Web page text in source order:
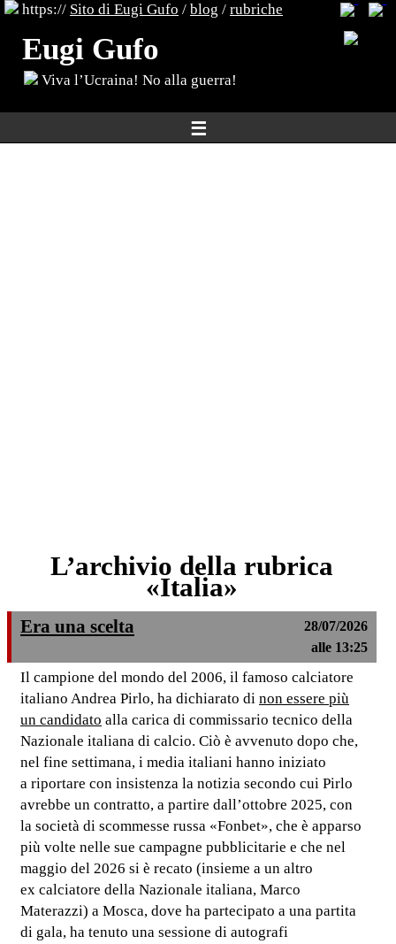
https:// Sito di Eugi Gufo / blog / rubriche
Eugi Gufo
Viva l’Ucraina! No alla guerra!
☰
L’archivio della rubrica
«Italia»
Era una scelta
28/07/2026
alle 13:25
Il campione del mondo del 2006, il famoso calciatore
italiano Andrea Pirlo, ha dichiarato di non essere più
un candidato alla carica di commissario tecnico della
Nazionale italiana di calcio. Ciò è avvenuto dopo che,
nel fine settimana, i media italiani hanno iniziato
a riportare con insistenza la notizia secondo cui Pirlo
avrebbe un contratto, a partire dall’ottobre 2025, con
la società di scommesse russa «Fonbet», che è apparso
più volte nelle sue campagne pubblicitarie e che nel
maggio del 2026 si è recato (insieme a un altro
ex calciatore della Nazionale italiana, Marco
Materazzi) a Mosca, dove ha partecipato a una partita
di gala, ha tenuto una sessione di autografi